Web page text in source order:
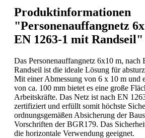
Produktinformationen
"Personenauffangnetz
EN 1263-1 mit Randseil"
Das Personenauffangnetz 6x10 m, nach
Randseil ist die ideale Lösung für
Mit einer Abmessung von 6 x 10 m und
von ca. 100 mm bietet es eine große
Arbeitskräfte. Das Netz ist nach EN
zertifiziert und erfüllt somit höchste
ordnungsgemäßen Absicherung der
Vorschriften der BGR179. Das
die horizontale Verwendung geeignet.